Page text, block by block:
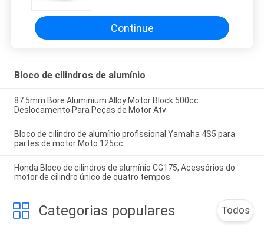
Continue
Bloco de cilindros de alumínio
87.5mm Bore Aluminium Alloy Motor Block 500cc
Deslocamento Para Peças de Motor Atv
Bloco de cilindro de alumínio profissional Yamaha 4S5 para
partes de motor Moto 125cc
Honda Bloco de cilindros de alumínio CG175, Acessórios do
motor de cilindro único de quatro tempos
Categorias populares Todos